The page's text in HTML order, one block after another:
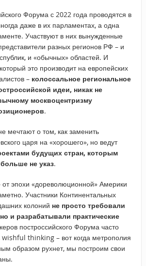
Форума с 2022 года проводятся в
даже в их парламентах, а одна
Участвуют в них вынужденные
разных регионов РФ – и
и «обычных» областей. И
это производит на европейских
– колоссальное региональное
идеи, никак не
москвоцентризму
.
мечтают о том, как заменить
царя на «хорошего», но ведут
будущих стран, которым
не указ.
эпохи «дореволюционной» Америки
Участники Континентальных
колоний не просто требовали
и разрабатывали практические
построссийского Форума часто
thinking – вот когда метрополия
образом рухнет, мы построим свои